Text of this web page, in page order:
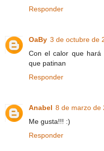
Responder
OaBy 3 de octubre de
Con el calor que
que patinan
Responder
Anabel 8 de marzo de
Me gusta!!! :)
Responder